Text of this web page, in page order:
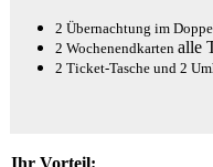
2 Übernachtung im
2 Wochenendkarten alle
2 Ticket-Tasche und 2
Ihr Vorteil: